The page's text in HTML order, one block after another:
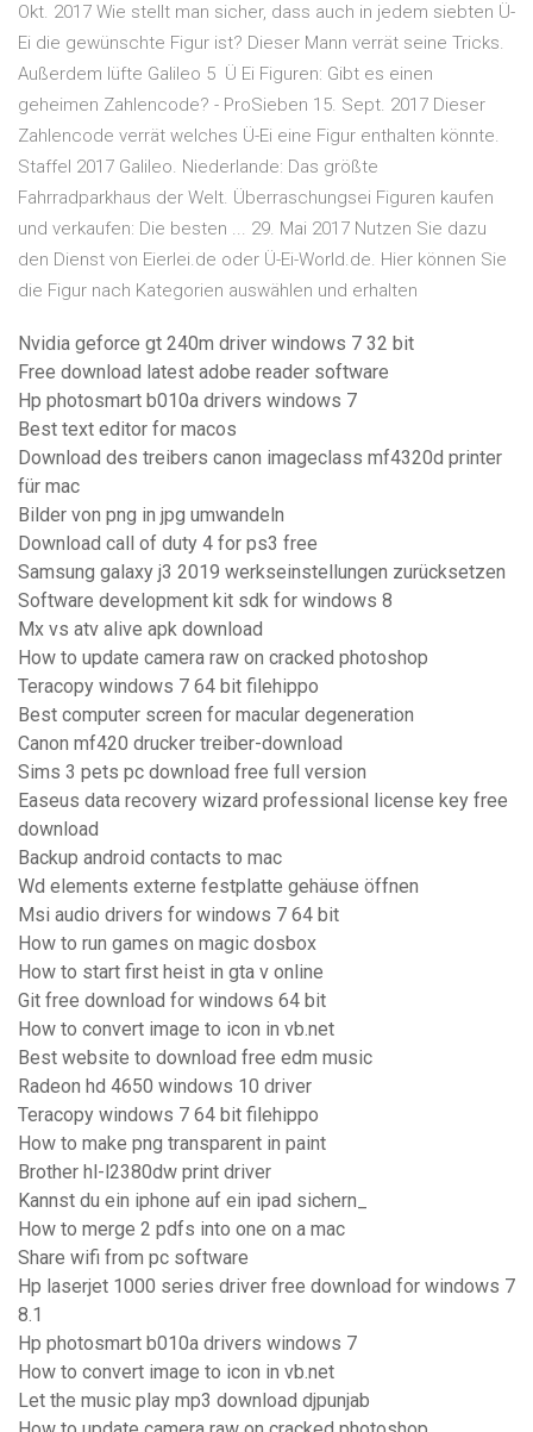
Okt. 2017 Wie stellt man sicher, dass auch in jedem siebten Ü-
Ei die gewünschte Figur ist? Dieser Mann verrät seine Tricks.
Außerdem lüfte Galileo 5 Ü Ei Figuren: Gibt es einen
geheimen Zahlencode? - ProSieben 15. Sept. 2017 Dieser
Zahlencode verrät welches Ü-Ei eine Figur enthalten könnte.
Staffel 2017 Galileo. Niederlande: Das größte
Fahrradparkhaus der Welt. Überraschungsei Figuren kaufen
und verkaufen: Die besten ... 29. Mai 2017 Nutzen Sie dazu
den Dienst von Eierlei.de oder Ü-Ei-World.de. Hier können Sie
die Figur nach Kategorien auswählen und erhalten
Nvidia geforce gt 240m driver windows 7 32 bit
Free download latest adobe reader software
Hp photosmart b010a drivers windows 7
Best text editor for macos
Download des treibers canon imageclass mf4320d printer
für mac
Bilder von png in jpg umwandeln
Download call of duty 4 for ps3 free
Samsung galaxy j3 2019 werkseinstellungen zurücksetzen
Software development kit sdk for windows 8
Mx vs atv alive apk download
How to update camera raw on cracked photoshop
Teracopy windows 7 64 bit filehippo
Best computer screen for macular degeneration
Canon mf420 drucker treiber-download
Sims 3 pets pc download free full version
Easeus data recovery wizard professional license key free
download
Backup android contacts to mac
Wd elements externe festplatte gehäuse öffnen
Msi audio drivers for windows 7 64 bit
How to run games on magic dosbox
How to start first heist in gta v online
Git free download for windows 64 bit
How to convert image to icon in vb.net
Best website to download free edm music
Radeon hd 4650 windows 10 driver
Teracopy windows 7 64 bit filehippo
How to make png transparent in paint
Brother hl-l2380dw print driver
Kannst du ein iphone auf ein ipad sichern_
How to merge 2 pdfs into one on a mac
Share wifi from pc software
Hp laserjet 1000 series driver free download for windows 7
8.1
Hp photosmart b010a drivers windows 7
How to convert image to icon in vb.net
Let the music play mp3 download djpunjab